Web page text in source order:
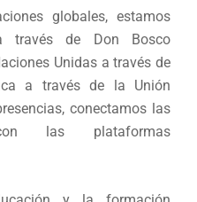
globales, estamos
través de Don Bosco
Unidas a través de
a través de la Unión
conectamos las
las plataformas